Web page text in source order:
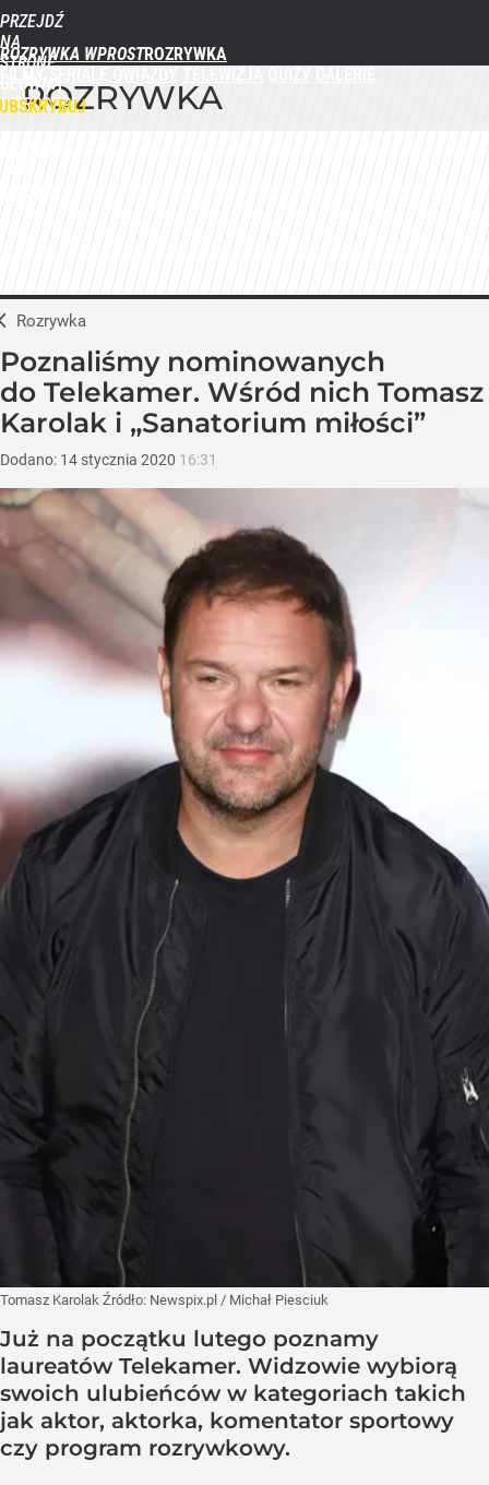
PRZEJDŹ
NA
STRONĘ
GŁÓWNĄ
WPROST.PL
ROZRYWKA WPROST
ROZRYWKA
Rozrywka
Poznaliśmy nominowanych
do Telekamer. Wśród nich Tomasz
Karolak i „Sanatorium miłości”
Dodano: 14 stycznia 2020 16:31
Tomasz Karolak Źródło: Newspix.pl / Michał Piesciuk
Już na początku lutego poznamy
laureatów Telekamer. Widzowie wybiorą
swoich ulubieńców w kategoriach takich
jak aktor, aktorka, komentator sportowy
czy program rozrywkowy.